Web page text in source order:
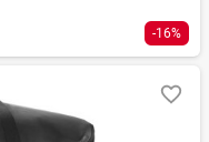
-16%